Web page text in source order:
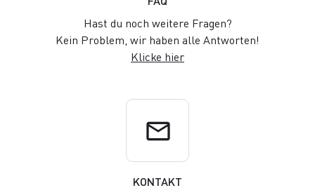
Hast du noch weitere Fragen?
Kein Problem, wir haben alle Antworten!
Klicke hier
email
KONTAKT